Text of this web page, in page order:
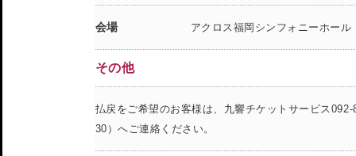
会場 アクロス福岡シンフォニーホール
その他
払戻をご希望のお客様は、九響チケットサービス
30）へご連絡ください。